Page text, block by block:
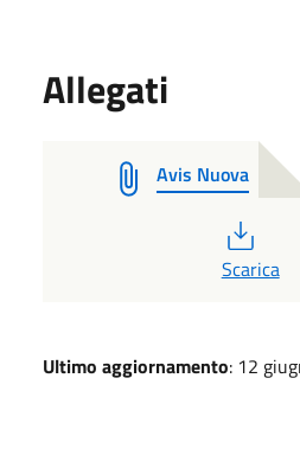
Allegati
Avis Nuova
PDF
Scarica
Ultimo aggiornamento: 12